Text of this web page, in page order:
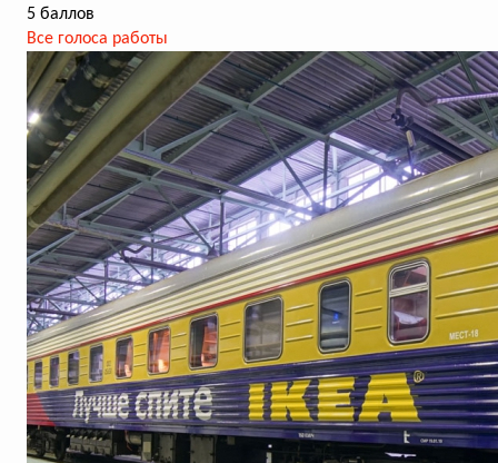
5 баллов
Все голоса работы